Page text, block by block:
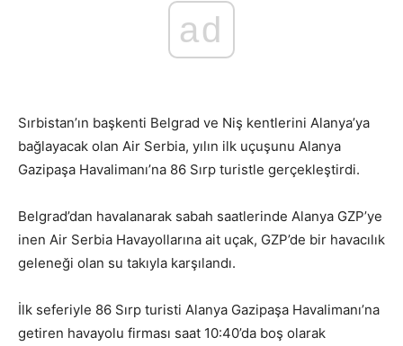
ad
Sırbistan’ın başkenti Belgrad ve Niş kentlerini Alanya’ya
bağlayacak olan Air Serbia, yılın ilk uçuşunu Alanya
Gazipaşa Havalimanı’na 86 Sırp turistle gerçekleştirdi.
Belgrad’dan havalanarak sabah saatlerinde Alanya GZP’ye
inen Air Serbia Havayollarına ait uçak, GZP’de bir havacılık
geleneği olan su takıyla karşılandı.
İlk seferiyle 86 Sırp turisti Alanya Gazipaşa Havalimanı’na
getiren havayolu firması saat 10:40’da boş olarak